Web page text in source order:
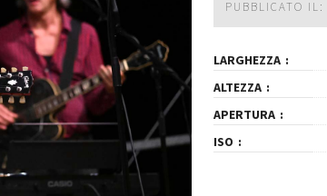
PUBBLICATO
LARGHEZZA
ALTEZZA
APERTURA
ISO